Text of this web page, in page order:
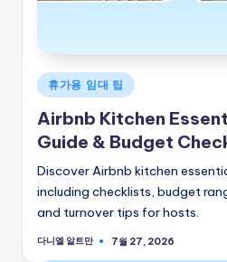
게
시
됨
휴가용 임대 팁
Airbnb Kitchen
Guide & Budget
Discover Airbnb kitchen
including checklists, budget
and turnover tips for hosts.
게
다니엘 알트만 7월 27, 2026